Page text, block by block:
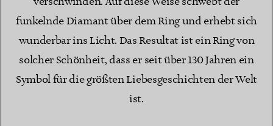
funkelnde Diamant über dem Ring und erhebt sich
wunderbar ins Licht. Das Resultat ist ein Ring von
solcher Schönheit, dass er seit über 130 Jahren ein
Symbol für die größten Liebesgeschichten der Welt
ist.